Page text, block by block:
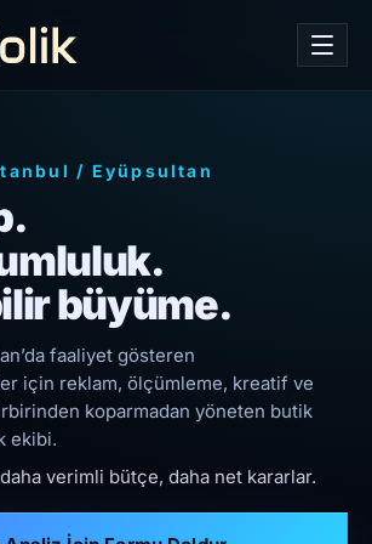
/ Eyüpsultan
büyüme.
faaliyet gösteren
için reklam, ölçümleme, kreatif ve
koparmadan yöneten butik
ekibi.
verimli bütçe, daha net kararlar.